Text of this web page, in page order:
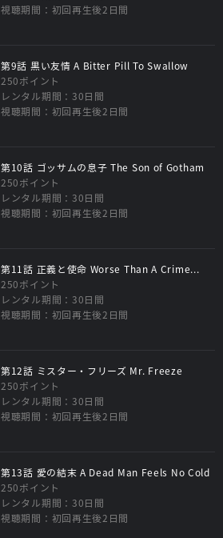
視聴期間：初回再生後2日間
第9話 黒い友情 A Bitter Pill To Swallow
250ポイント
レンタル期間：30日間
視聴期間：初回再生後2日間
第10話 ゴッサムの息子 The Son of Gotham
250ポイント
レンタル期間：30日間
視聴期間：初回再生後2日間
第11話 正義と使命 Worse Than A Crime...
250ポイント
レンタル期間：30日間
視聴期間：初回再生後2日間
第12話 ミスター・フリーズ Mr. Freeze
250ポイント
レンタル期間：30日間
視聴期間：初回再生後2日間
第13話 愛の結末 A Dead Man Feels No Cold
250ポイント
レンタル期間：30日間
視聴期間：初回再生後2日間